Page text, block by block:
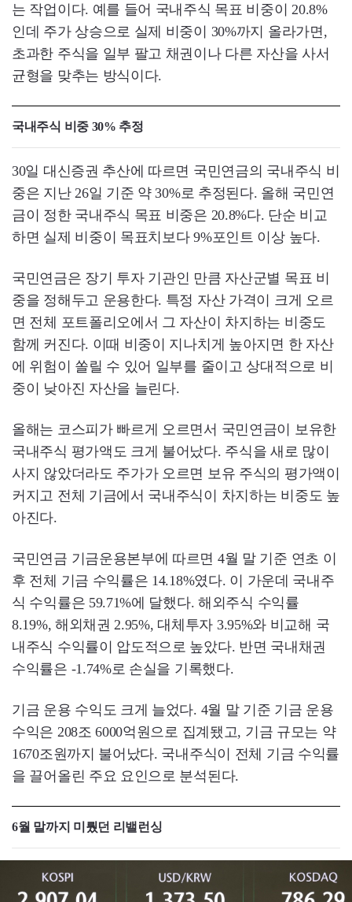
는 작업이다. 예를 들어 국내주식 목표 비중이 20.8%
인데 주가 상승으로 실제 비중이 30%까지 올라가면,
초과한 주식을 일부 팔고 채권이나 다른 자산을 사서
균형을 맞추는 방식이다.
국내주식 비중 30% 추정
30일 대신증권 추산에 따르면 국민연금의 국내주식 비
중은 지난 26일 기준 약 30%로 추정된다. 올해 국민연
금이 정한 국내주식 목표 비중은 20.8%다. 단순 비교
하면 실제 비중이 목표치보다 9%포인트 이상 높다.
국민연금은 장기 투자 기관인 만큼 자산군별 목표 비
중을 정해두고 운용한다. 특정 자산 가격이 크게 오르
면 전체 포트폴리오에서 그 자산이 차지하는 비중도
함께 커진다. 이때 비중이 지나치게 높아지면 한 자산
에 위험이 쏠릴 수 있어 일부를 줄이고 상대적으로 비
중이 낮아진 자산을 늘린다.
올해는 코스피가 빠르게 오르면서 국민연금이 보유한
국내주식 평가액도 크게 불어났다. 주식을 새로 많이
사지 않았더라도 주가가 오르면 보유 주식의 평가액이
커지고 전체 기금에서 국내주식이 차지하는 비중도 높
아진다.
국민연금 기금운용본부에 따르면 4월 말 기준 연초 이
후 전체 기금 수익률은 14.18%였다. 이 가운데 국내주
식 수익률은 59.71%에 달했다. 해외주식 수익률
8.19%, 해외채권 2.95%, 대체투자 3.95%와 비교해 국
내주식 수익률이 압도적으로 높았다. 반면 국내채권
수익률은 -1.74%로 손실을 기록했다.
기금 운용 수익도 크게 늘었다. 4월 말 기준 기금 운용
수익은 208조 6000억원으로 집계됐고, 기금 규모는 약
1670조원까지 불어났다. 국내주식이 전체 기금 수익률
을 끌어올린 주요 요인으로 분석된다.
6월 말까지 미뤘던 리밸런싱